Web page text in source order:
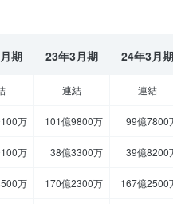
期 23年3月期 24年3月期
連結 連結
万 101億9800万 99億7800万
万 38億3300万 39億8200万
万 170億2300万 167億2500万